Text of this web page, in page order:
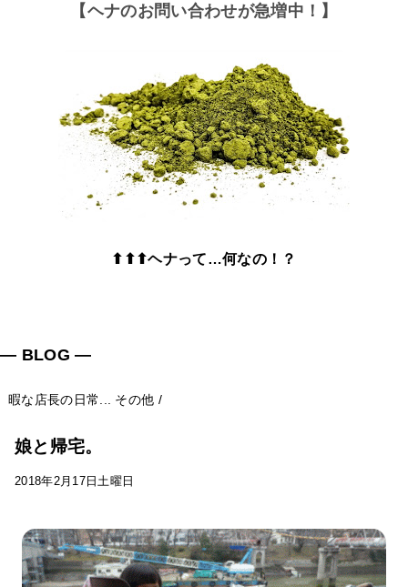
【ヘナのお問い合わせが急増中！】
⬆⬆⬆ヘナって…何なの！？
― BLOG ―
暇な店長の日常... その他 /
娘と帰宅。
2018年2月17日土曜日